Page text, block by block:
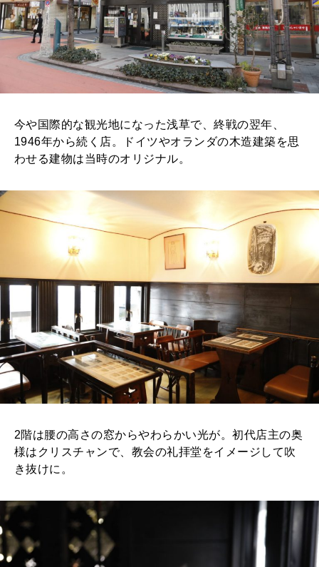
今や国際的な観光地になった浅草で、終戦の翌年、
1946年から続く店。ドイツやオランダの木造建築を思
わせる建物は当時のオリジナル。
2階は腰の高さの窓からやわらかい光が。初代店主の奥
様はクリスチャンで、教会の礼拝堂をイメージして吹
き抜けに。